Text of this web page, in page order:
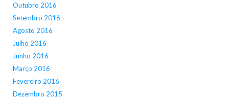
Outubro 2016
Setembro 2016
Agosto 2016
Julho 2016
Junho 2016
Março 2016
Fevereiro 2016
Dezembro 2015